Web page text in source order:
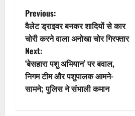
P
o
s
t
Previous:
वैलेट ड्राइवर बनकर शादियों से कार
चोरी करने वाला अनोखा चोर गिरफ्तार
Next:
‘बेसहारा पशु अभियान’ पर बवाल,
निगम टीम और पशुपालक आमने-
सामने; पुलिस ने संभाली कमान